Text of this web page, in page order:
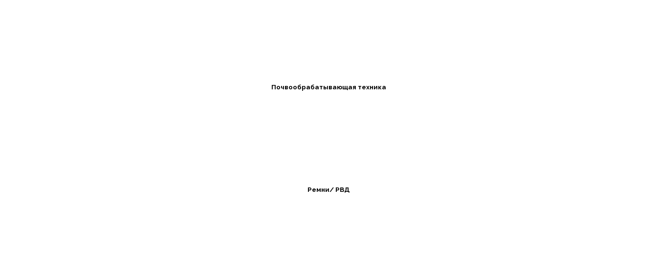
Почвообрабатывающая техника
Ремни/ РВД